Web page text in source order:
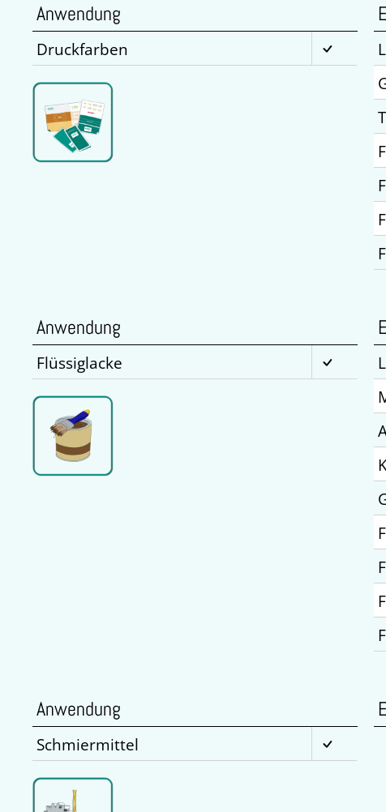
Anwendung
Druckfarben
Anwendung
Flüssiglacke
Anwendung
Schmiermittel